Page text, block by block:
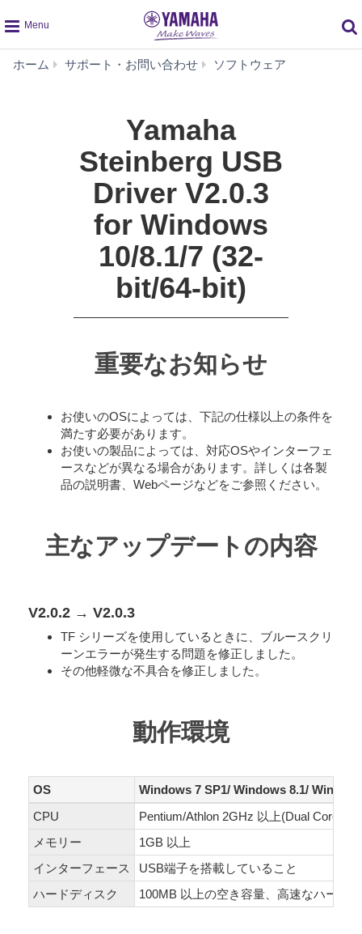
global
navigation
ホーム サポート・お問い合わせ ソフトウェア
Yamaha
Steinberg USB
Driver V2.0.3
for Windows
10/8.1/7 (32-
bit/64-bit)
重要なお知らせ
お使いのOSによっては、下記の仕様以上の条件を
満たす必要があります。
お使いの製品によっては、対応OSやインターフェ
ースなどが異なる場合があります。詳しくは各製
品の説明書、Webページなどをご参照ください。
主なアップデートの内容
V2.0.2 → V2.0.3
TF シリーズを使用しているときに、ブルースクリ
ーンエラーが発生する問題を修正しました。
その他軽微な不具合を修正しました。
動作環境
OS
Windows 7 SP1/ Windows 8.1/
CPU
Pentium/Athlon 2GHz 以上(Dual Coreプ
メモリー
1GB 以上
インターフェース
USB端子を搭載していること
ハードディスク
100MB 以上の空き容量、高速なハード